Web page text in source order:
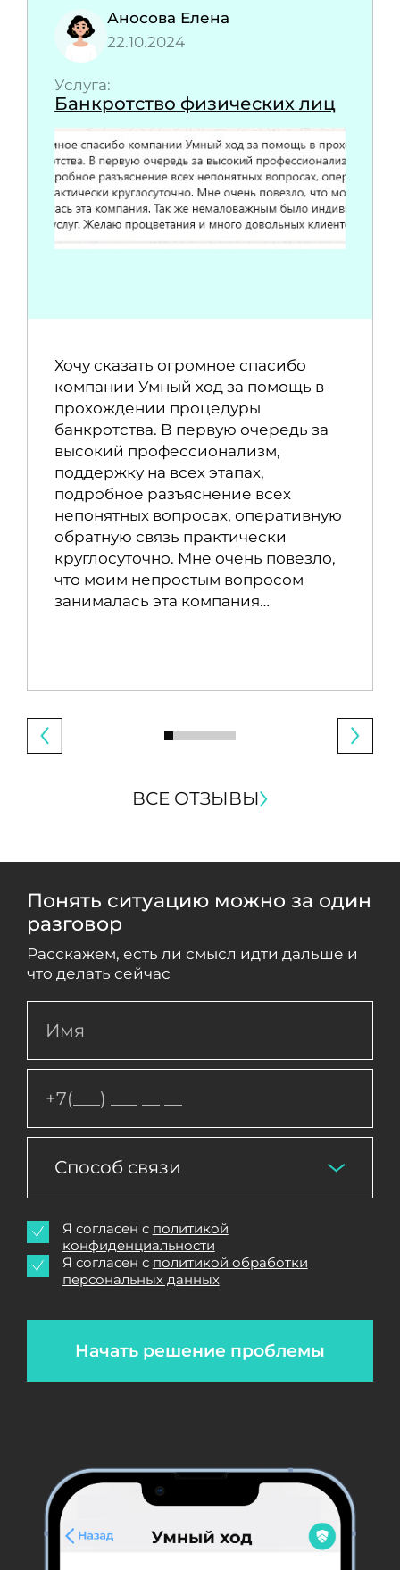
Аносова Елена
22.10.2024
Услуга:
Банкротство физических лиц
Хочу сказать огромное спасибо
компании Умный ход за помощь в
прохождении процедуры
банкротства. В первую очередь за
высокий профессионализм,
поддержку на всех этапах,
подробное разъяснение всех
непонятных вопросах, оперативную
обратную связь практически
круглосуточно. Мне очень повезло,
что моим непростым вопросом
занималась эта компания…
ВСЕ ОТЗЫВЫ
Понять ситуацию можно за один
разговор
Расскажем, есть ли смысл идти дальше и
что делать сейчас
Способ связи
Начать решение проблемы
Я согласен с политикой
конфиденциальности
Я согласен с политикой обработки
персональных данных